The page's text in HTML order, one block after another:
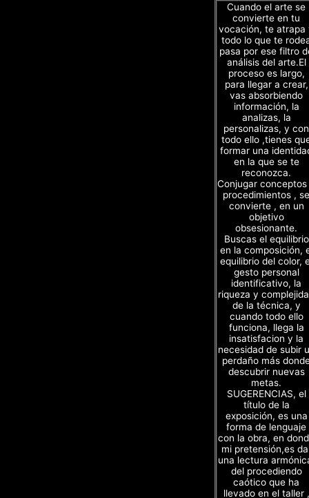
Cuando el arte se
convierte en tu
vocación, te atrapa
todo lo que te
pasa por ese filtro
análisis del arte.El
proceso es largo,
para llegar a crear,
vas absorbiendo
información, la
analizas, la
personalizas, y con
todo ello ,tienes
formar una
en la que se te
reconozca.
Conjugar
procedimientos , se
convierte , en un
objetivo
obsesionante.
Buscas el equilibrio
en la composición,
equilibrio del color,
gesto personal
identificativo, la
riqueza y
de la técnica, y
cuando todo ello
funciona, llega la
insatisfacion y la
necesidad de subir
perdaño más
descubrir nuevas
metas.
SUGERENCIAS, el
título de la
exposición, es una
forma de lenguaje
con la obra, en
mi pretensión,es
una lectura
del procediendo
caótico que ha
llevado en el taller ,